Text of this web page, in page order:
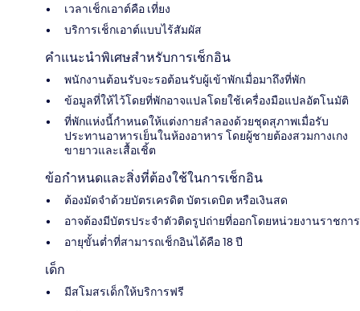
เวลาเช็กเอาต์คือ เที่ยง
บริการเช็กเอาต์แบบไร้สัมผัส
คำแนะนำพิเศษสำหรับการเช็กอิน
พนักงานต้อนรับจะรอต้อนรับผู้เข้าพักเมื่อมาถึงที่พัก
ข้อมูลที่ให้ไว้โดยที่พักอาจแปลโดยใช้เครื่องมือแปลอัตโนมัติ
ที่พักแห่งนี้กำหนดให้แต่งกายลำลองด้วยชุดสุภาพเมื่อรับ
ประทานอาหารเย็นในห้องอาหาร โดยผู้ชายต้องสวมกางเกง
ขายาวและเสื้อเชิ้ต
ข้อกำหนดและสิ่งที่ต้องใช้ในการเช็กอิน
ต้องมัดจำด้วยบัตรเครดิต บัตรเดบิต หรือเงินสด
อาจต้องมีบัตรประจำตัวติดรูปถ่ายที่ออกโดยหน่วยงานราชการ
อายุขั้นต่ำที่สามารถเช็กอินได้คือ 18 ปี
เด็ก
มีสโมสรเด็กให้บริการฟรี